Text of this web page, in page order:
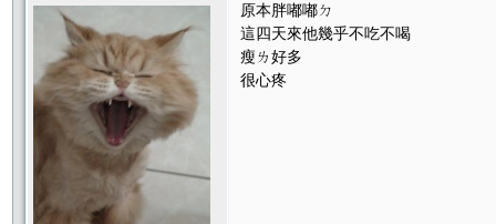
原本胖嘟嘟ㄉ
這四天來他幾乎不吃不喝
瘦ㄌ好多
很心疼